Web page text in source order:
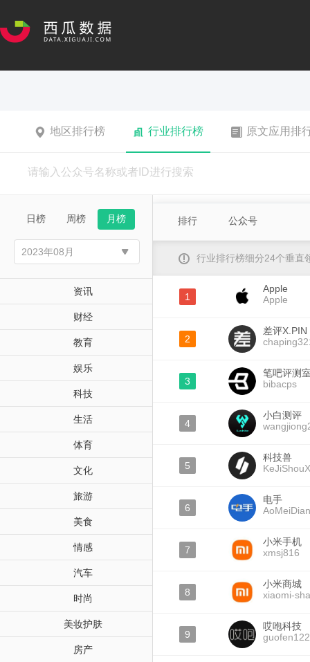
地区排行榜 行业排行榜 原文应用排
日榜 周榜 月榜
资讯
财经
教育
娱乐
科技
生活
体育
文化
旅游
美食
情感
汽车
时尚
美妆护肤
房产
排行 公众号
行业排行榜细分24个垂直
1
Apple
Apple
2
差评X.PIN
3
笔吧评测
bibacps
4
小白测评
5
科技兽
KeJiShouX
6
电手
7
小米手机
xmsj816
8
小米商城
xiaomi-
9
哎咆科技